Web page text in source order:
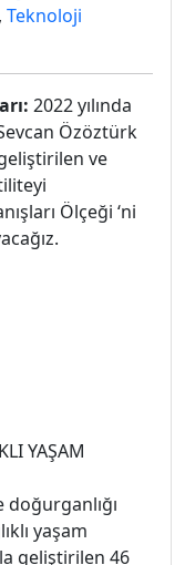
, Teknoloji
2022 yılında
Özöztürk
ve
Ölçeği ‘ni
YAŞAM
yaşam
geliştirilen 46